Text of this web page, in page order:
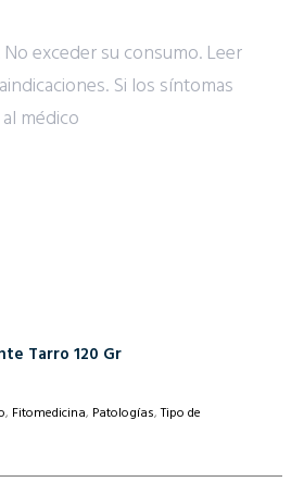
exceder su consumo. Leer
Si los síntomas
médico
Tarro 120 Gr
, Fitomedicina, Patologías,Tipo de